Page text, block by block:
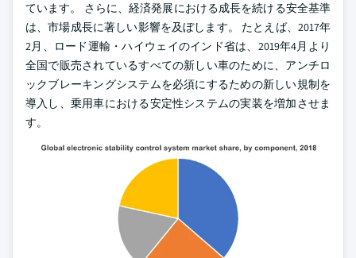
ています。 さらに、経済発展における成長を続ける安全基準
は、市場成長に著しい影響を及ぼします。 たとえば、2017年
2月、ロード運輸・ハイウェイのインド省は、2019年4月より
全国で販売されているすべての新しい車のために、アンチロ
ックブレーキングシステムを必須にするための新しい規制を
導入し、乗用車における安定性システムの実装を増加させま
す。